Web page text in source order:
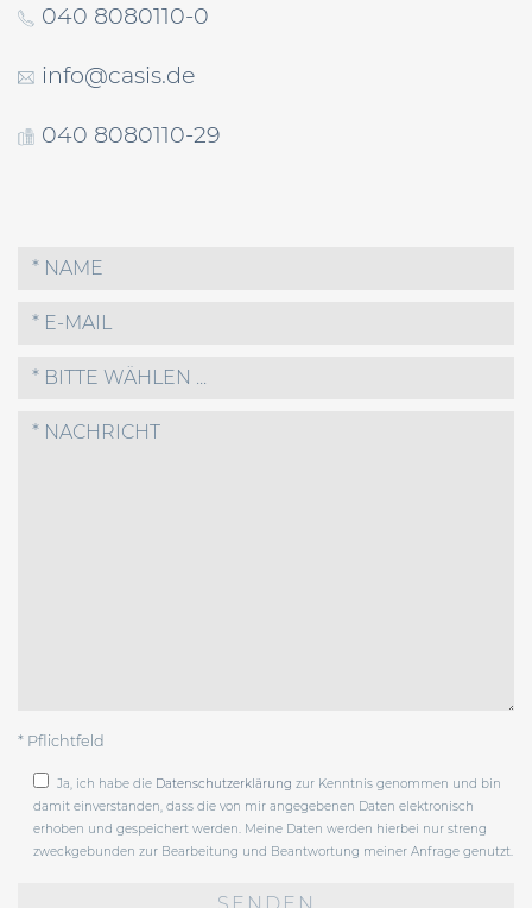
040 8080110-0
info@casis.de
040 8080110-29
* BITTE WÄHLEN ...
* Pflichtfeld
Ja, ich habe die Datenschutzerklärung zur Kenntnis genommen und bin
damit einverstanden, dass die von mir angegebenen Daten elektronisch
erhoben und gespeichert werden. Meine Daten werden hierbei nur streng
zweckgebunden zur Bearbeitung und Beantwortung meiner Anfrage genutzt.